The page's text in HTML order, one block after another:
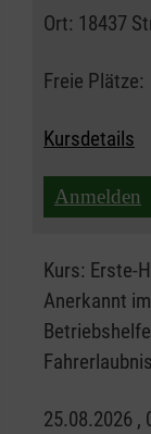
Ort: 18437
Freie Plätze:
Kursdetails
Anmelden
Kurs: Erste-
Anerkannt
25.08.2026 ,